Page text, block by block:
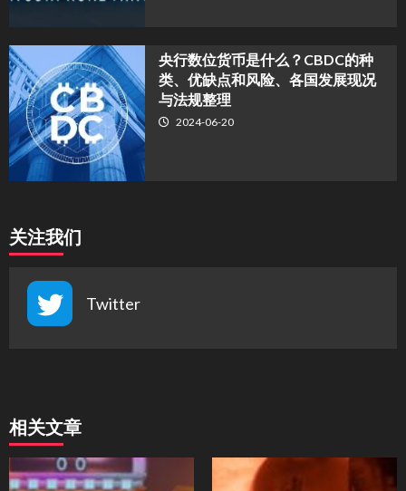
央行数位货币是什么？CBDC的种
类、优缺点和风险、各国发展现况
与法规整理
2024-06-20
关注我们
Twitter
相关文章